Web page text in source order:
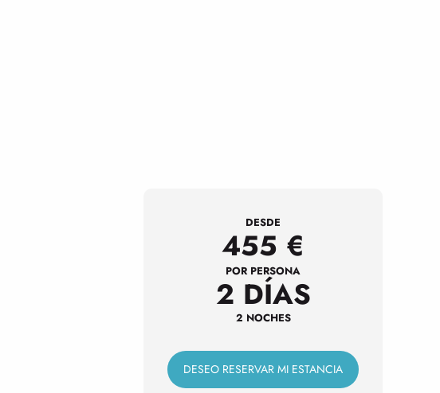
DESDE
455 €
POR PERSONA
2 DÍAS
2 NOCHES
DESEO RESERVAR MI ESTANCIA